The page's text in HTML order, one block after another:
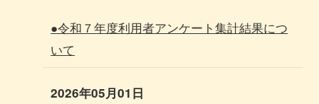
●令和７年度利用者アンケート集計結果につ
いて
2026年05月01日